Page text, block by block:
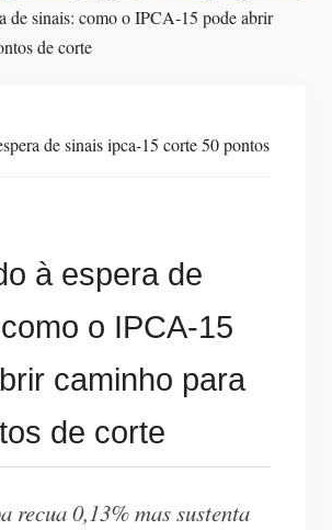
à espera de
o IPCA‑15
caminho para
de corte
recua 0,13% mas sustenta